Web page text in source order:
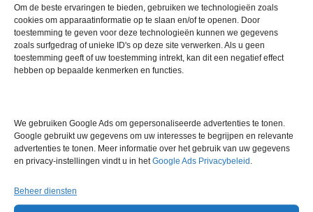
Om de beste ervaringen te bieden, gebruiken we technologieën zoals
cookies om apparaatinformatie op te slaan en/of te openen. Door
toestemming te geven voor deze technologieën kunnen we gegevens
zoals surfgedrag of unieke ID's op deze site verwerken. Als u geen
toestemming geeft of uw toestemming intrekt, kan dit een negatief effect
hebben op bepaalde kenmerken en functies.
We gebruiken Google Ads om gepersonaliseerde advertenties te tonen.
Google gebruikt uw gegevens om uw interesses te begrijpen en relevante
advertenties te tonen. Meer informatie over het gebruik van uw gegevens
en privacy-instellingen vindt u in hetGoogle Ads Privacybeleid .
Beheer diensten
Toepassingen: oplosmiddelterugwinning, concentratie, drogen,
ondersteuning van reacties
Technische details:
– Bediening: digitale gebruikersinterface voor intuïtieve bediening
– Afmetingen (B × D × H): ca. 600 × 400 × 800 mm (afhankelijk
van de configuratie)
– Gewicht: ca. 30–40 kg (compleet systeem)
Het toestel verkeert in uitstekende cosmetische en functionele